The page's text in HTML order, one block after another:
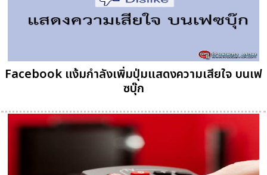
Facebook แง้มกำลังเพิ่มปุ่มแสดงความเสียใจ บนเฟ
ซบุ๊ก